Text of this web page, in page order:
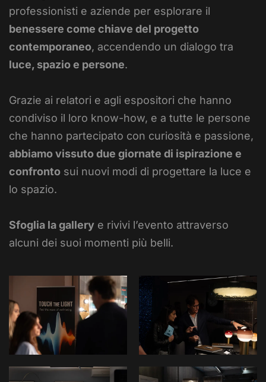
professionisti e aziende per esplorare il
benessere come chiave del progetto
contemporaneo, accendendo un dialogo tra
luce, spazio e persone.
Grazie ai relatori e agli espositori che hanno
condiviso il loro know-how, e a tutte le persone
che hanno partecipato con curiosità e passione,
abbiamo vissuto due giornate di ispirazione e
confronto sui nuovi modi di progettare la luce e
lo spazio.
Sfoglia la gallery e rivivi l’evento attraverso
alcuni dei suoi momenti più belli.
View View